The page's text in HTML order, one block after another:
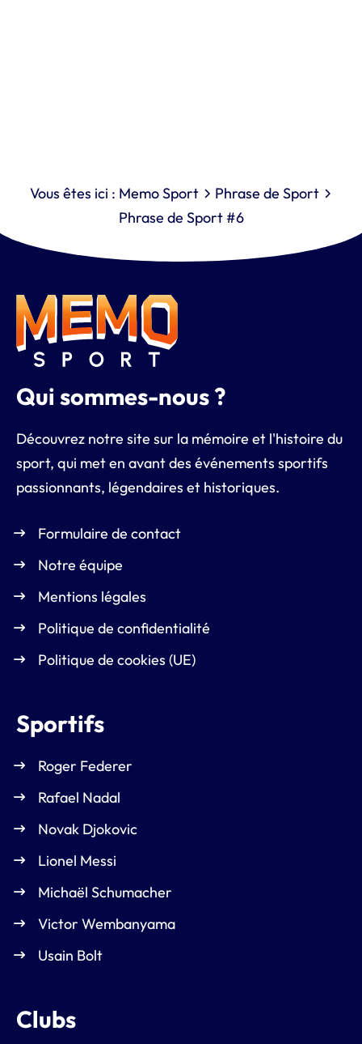
Vous êtes ici : Memo Sport
Phrase de Sport
Phrase de Sport #6
Qui sommes-nous ?
Découvrez notre site sur la mémoire et l'histoire du
sport, qui met en avant des événements sportifs
passionnants, légendaires et historiques.
Formulaire de contact
Notre équipe
Mentions légales
Politique de confidentialité
Politique de cookies (UE)
Sportifs
Roger Federer
Rafael Nadal
Novak Djokovic
Lionel Messi
Michaël Schumacher
Victor Wembanyama
Usain Bolt
Clubs